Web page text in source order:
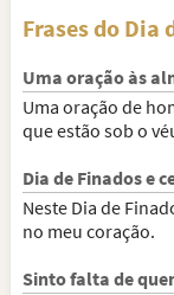
Frases do Dia
Uma oração às
Uma oração de
que estão sob o
Dia de Finados e
Neste Dia de
no meu coração.
Sinto falta de